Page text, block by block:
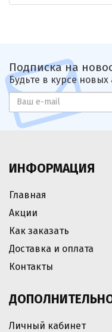
Подписка на
Будьте в курсе
ИНФОРМАЦИЯ
Главная
Акции
Как заказать
Доставка и оплата
Контакты
Личный кабинет